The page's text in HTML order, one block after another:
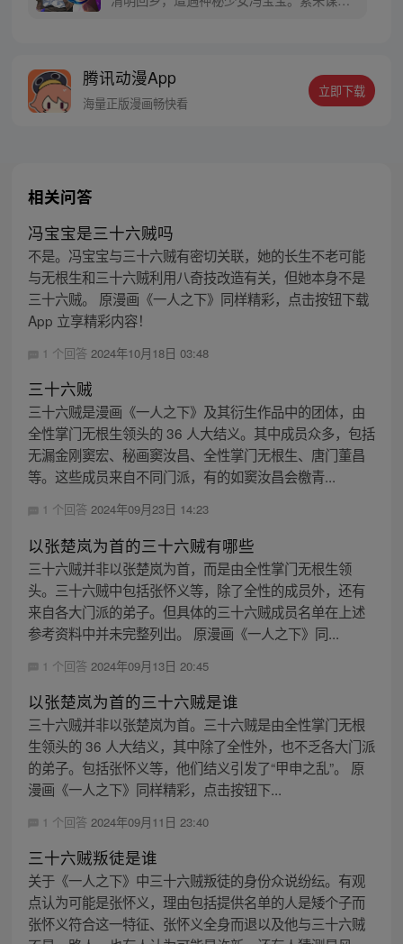
密，张楚岚的生活被彻底颠覆，与冯宝宝一
同踏上“异人”之旅。
腾讯动漫App
海量正版漫画畅快看
立即下载
相关问答
冯宝宝是三十六贼吗
不是。冯宝宝与三十六贼有密切关联，她的长生不老可能
与无根生和三十六贼利用八奇技改造有关，但她本身不是
三十六贼。 原漫画《一人之下》同样精彩，点击按钮下载
App 立享精彩内容！
1 个回答 2024年10月18日 03:48
三十六贼
三十六贼是漫画《一人之下》及其衍生作品中的团体，由
全性掌门无根生领头的 36 人大结义。其中成员众多，包括
无漏金刚窦宏、秘画窦汝昌、全性掌门无根生、唐门董昌
等。这些成员来自不同门派，有的如窦汝昌会檄青...
1 个回答 2024年09月23日 14:23
以张楚岚为首的三十六贼有哪些
三十六贼并非以张楚岚为首，而是由全性掌门无根生领
头。三十六贼中包括张怀义等，除了全性的成员外，还有
来自各大门派的弟子。但具体的三十六贼成员名单在上述
参考资料中并未完整列出。 原漫画《一人之下》同...
1 个回答 2024年09月13日 20:45
以张楚岚为首的三十六贼是谁
三十六贼并非以张楚岚为首。三十六贼是由全性掌门无根
生领头的 36 人大结义，其中除了全性外，也不乏各大门派
的弟子。包括张怀义等，他们结义引发了“甲申之乱”。 原
漫画《一人之下》同样精彩，点击按钮下...
1 个回答 2024年09月11日 23:40
三十六贼叛徒是谁
关于《一人之下》中三十六贼叛徒的身份众说纷纭。有观
点认为可能是张怀义，理由包括提供名单的人是矮个子而
张怀义符合这一特征、张怀义全身而退以及他与三十六贼